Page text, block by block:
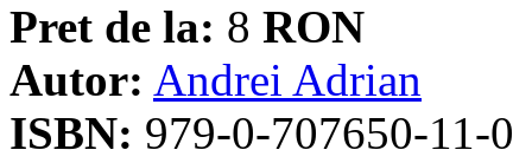
Pret de la: 8 RON
Autor: Andrei Adrian
ISBN: 979-0-707650-11-0